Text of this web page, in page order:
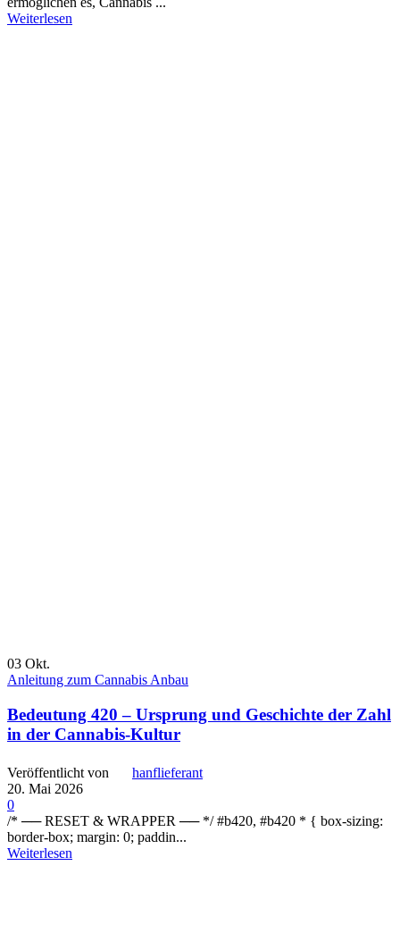
Weiterlesen
03 Okt.
Anleitung zum Cannabis Anbau
Bedeutung 420 – Ursprung und Geschichte der Zahl
in der Cannabis-Kultur
Veröffentlicht von
hanflieferant
20. Mai 2026
0
/* ── RESET & WRAPPER ── */ #b420, #b420 * { box-sizing:
border-box; margin: 0; paddin...
Weiterlesen